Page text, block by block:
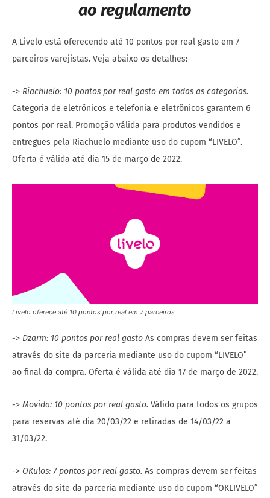
ao regulamento
A Livelo está oferecendo até 10 pontos por real gasto em 7
parceiros varejistas. Veja abaixo os detalhes:
-> Riachuelo: 10 pontos por real gasto em todas as categorias.
Categoria de eletrônicos e telefonia e eletrônicos garantem 6
pontos por real. Promoção válida para produtos vendidos e
entregues pela Riachuelo mediante uso do cupom “LIVELO”.
Oferta é válida até dia 15 de março de 2022.
Livelo oferece até 10 pontos por real em 7 parceiros
-> Dzarm: 10 pontos por real gasto As compras devem ser feitas
através do site da parceria mediante uso do cupom “LIVELO”
ao final da compra. Oferta é válida até dia 17 de março de 2022.
-> Movida: 10 pontos por real gasto. Válido para todos os grupos
para reservas até dia 20/03/22 e retiradas de 14/03/22 a
31/03/22.
-> OKulos: 7 pontos por real gasto. As compras devem ser feitas
através do site da parceria mediante uso do cupom “OKLIVELO”